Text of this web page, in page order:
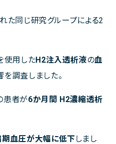
た同じ研究グループによる2
使用したH2注入透析液の血
を調査しました。
患者が6か月間 H2濃縮透析
期血圧が大幅に低下しまし